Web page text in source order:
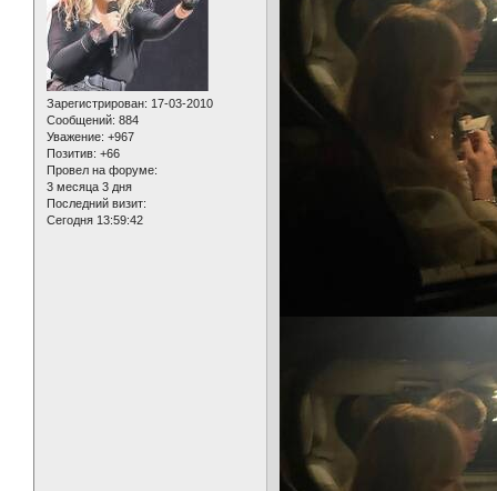
Зарегистрирован: 17-03-2010
Сообщений: 884
Уважение: +967
Позитив: +66
Провел на форуме:
3 месяца 3 дня
Последний визит:
Сегодня 13:59:42